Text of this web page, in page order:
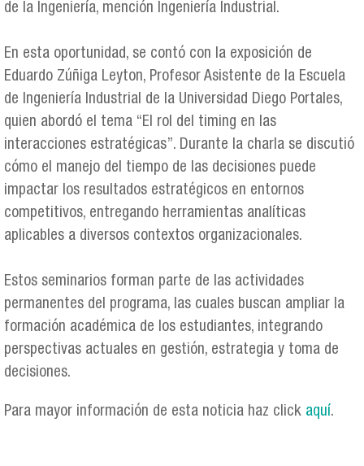
de la Ingeniería, mención Ingeniería Industrial.
En esta oportunidad, se contó con la exposición de
Eduardo Zúñiga Leyton, Profesor Asistente de la Escuela
de Ingeniería Industrial de la Universidad Diego Portales,
quien abordó el tema “El rol del timing en las
interacciones estratégicas”. Durante la charla se discutió
cómo el manejo del tiempo de las decisiones puede
impactar los resultados estratégicos en entornos
competitivos, entregando herramientas analíticas
aplicables a diversos contextos organizacionales.
Estos seminarios forman parte de las actividades
permanentes del programa, las cuales buscan ampliar la
formación académica de los estudiantes, integrando
perspectivas actuales en gestión, estrategia y toma de
decisiones.
Para mayor información de esta noticia haz click aquí.